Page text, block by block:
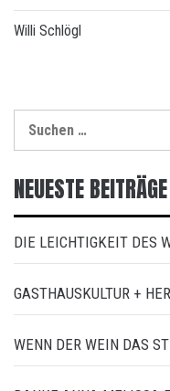
Willi Schlögl
nach:
NEUESTE BEITRÄGE
DIE LEICHTIGKEIT DES
GASTHAUSKULTUR +
WENN DER WEIN DAS